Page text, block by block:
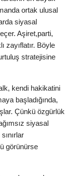
ortak ulusal
siyasal
Aşiret,parti,
zayıflatır. Böyle
stratejisine
kendi hakikatini
başladığında,
Çünkü özgürlük
siyasal
görünürse